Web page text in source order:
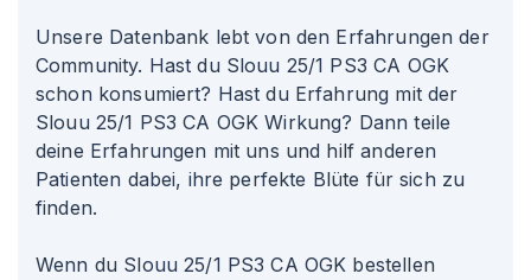
Unsere Datenbank lebt von den Erfahrungen der
Community. Hast du Slouu 25/1 PS3 CA OGK
schon konsumiert? Hast du Erfahrung mit der
Slouu 25/1 PS3 CA OGK Wirkung? Dann teile
deine Erfahrungen mit uns und hilf anderen
Patienten dabei, ihre perfekte Blüte für sich zu
finden.
Wenn du Slouu 25/1 PS3 CA OGK bestellen